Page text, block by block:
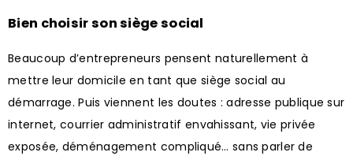
Bien choisir son siège social
Beaucoup d’entrepreneurs pensent naturellement à
mettre leur domicile en tant que siège social au
démarrage. Puis viennent les doutes : adresse publique sur
internet, courrier administratif envahissant, vie privée
exposée, déménagement compliqué… sans parler de